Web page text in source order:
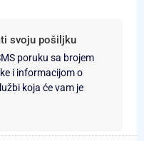
svoju pošiljku
poruku sa brojem
i informacijom o
koja će vam je